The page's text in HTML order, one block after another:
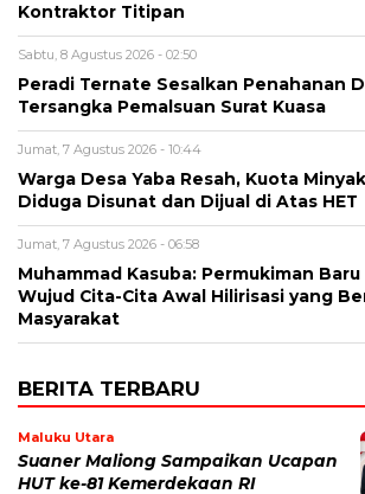
Kontraktor Titipan
Sabtu, 8 Agustus 2026 - 02:50
Peradi Ternate Sesalkan Penahanan
Tersangka Pemalsuan Surat Kuasa
Jumat, 7 Agustus 2026 - 10:44
Warga Desa Yaba Resah, Kuota
Diduga Disunat dan Dijual di Atas HET
Jumat, 7 Agustus 2026 - 06:58
Muhammad Kasuba: Permukiman
Wujud Cita-Cita Awal Hilirisasi yang
Masyarakat
BERITA TERBARU
Maluku Utara
Suaner Maliong Sampaikan Ucapan
HUT ke-81 Kemerdekaan RI